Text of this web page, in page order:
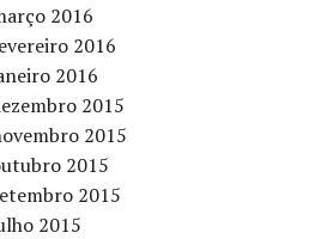
2016
2016
2016
2015
2015
2015
2015
2015